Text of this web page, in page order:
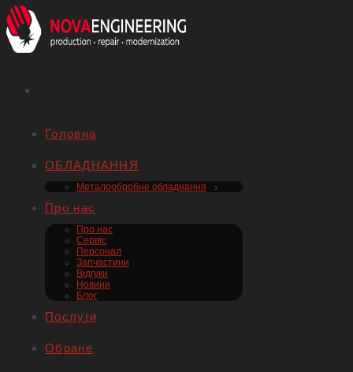
Головна
ОБЛАДНАННЯ
Металообробне обладнання
Про нас
Про нас
Сервіс
Персонал
Запчастини
Відгуки
Новини
Блог
Послуги
Обране